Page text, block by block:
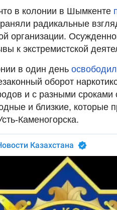
в колонии в Шымкенте
радикальные
организации.
к экстремистской
в один день
оборот
и с разными сроками
и близкие, которые
Каменогорска.